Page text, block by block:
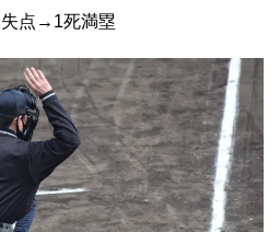
失点→1死満塁